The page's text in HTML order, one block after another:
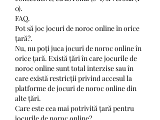
0).
FAQ.
Pot să joc jocuri de noroc online în orice
țară?.
Nu, nu poți juca jocuri de noroc online în
orice țară. Există țări în care jocurile de
noroc online sunt total interzise sau în
care există restricții privind accesul la
platforme de jocuri de noroc online din
alte țări.
Care este cea mai potrivită țară pentru
jocurile de noroc online?.